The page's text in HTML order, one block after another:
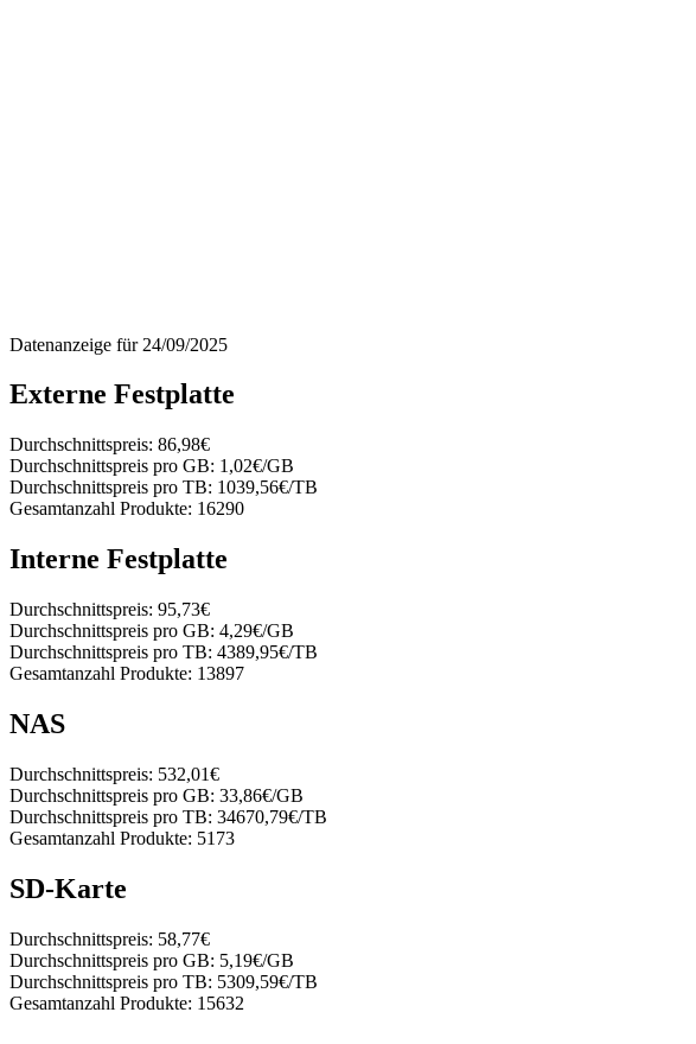
Datenanzeige für 24/09/2025
Externe Festplatte
Durchschnittspreis: 86,98€
Durchschnittspreis pro GB: 1,02€/GB
Durchschnittspreis pro TB: 1039,56€/TB
Gesamtanzahl Produkte: 16290
Interne Festplatte
Durchschnittspreis: 95,73€
Durchschnittspreis pro GB: 4,29€/GB
Durchschnittspreis pro TB: 4389,95€/TB
Gesamtanzahl Produkte: 13897
NAS
Durchschnittspreis: 532,01€
Durchschnittspreis pro GB: 33,86€/GB
Durchschnittspreis pro TB: 34670,79€/TB
Gesamtanzahl Produkte: 5173
SD-Karte
Durchschnittspreis: 58,77€
Durchschnittspreis pro GB: 5,19€/GB
Durchschnittspreis pro TB: 5309,59€/TB
Gesamtanzahl Produkte: 15632